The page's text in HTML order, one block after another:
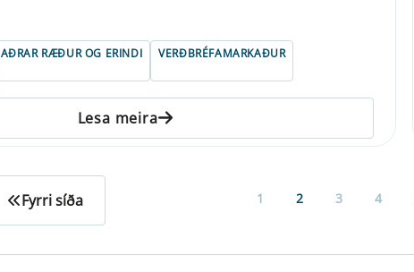
AÐRAR RÆÐUR OG ERINDI VERÐBRÉFAMARKAÐUR
Lesa meira
Fyrri síða 1 2 3 4